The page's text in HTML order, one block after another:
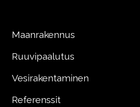
Maanrakennus
Ruuvipaalutus
Vesirakentaminen
Referenssit